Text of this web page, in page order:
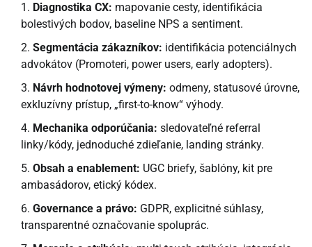
Diagnostika CX: mapovanie cesty, identifikácia
bolestivých bodov, baseline NPS a sentiment.
Segmentácia zákazníkov: identifikácia potenciálnych
advokátov (Promoteri, power users, early adopters).
Návrh hodnotovej výmeny: odmeny, statusové úrovne,
exkluzívny prístup, „first-to-know“ výhody.
Mechanika odporúčania: sledovateľné referral
linky/kódy, jednoduché zdieľanie, landing stránky.
Obsah a enablement: UGC briefy, šablóny, kit pre
ambasádorov, etický kódex.
Governance a právo: GDPR, explicitné súhlasy,
transparentné označovanie spoluprác.